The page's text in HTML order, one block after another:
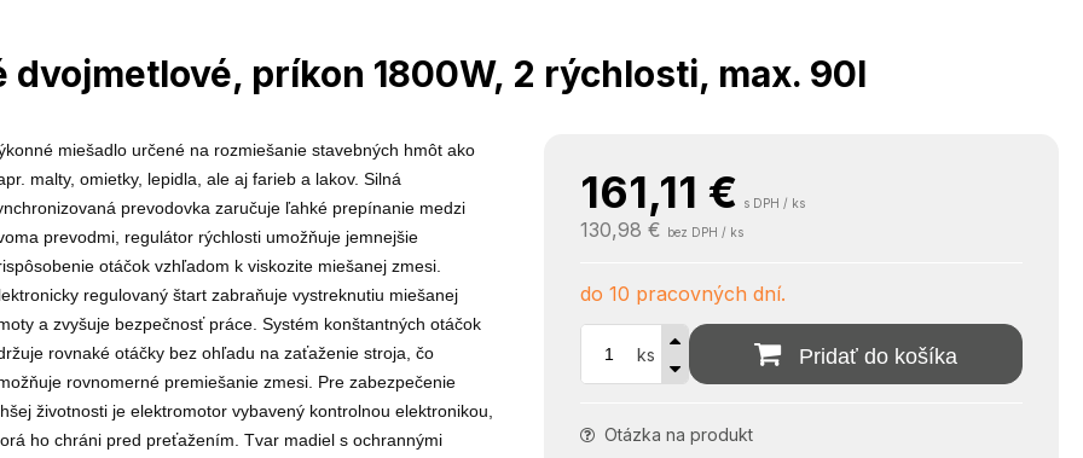
dvojmetlové, príkon 1800W, 2 rýchlosti, max. 90l
161,11 € s DPH / ks
130,98 € bez DPH / ks
do 10 pracovných dní.
ks Pridať do košíka
Otázka na produkt
miešadlo určené na rozmiešanie stavebných hmôt ako
malty, omietky, lepidla, ale aj farieb a lakov. Silná
prevodovka zaručuje ľahké prepínanie medzi
prevodmi, regulátor rýchlosti umožňuje jemnejšie
otáčok vzhľadom k viskozite miešanej zmesi.
regulovaný štart zabraňuje vystreknutiu miešanej
a zvyšuje bezpečnosť práce. Systém konštantných otáčok
rovnaké otáčky bez ohľadu na zaťaženie stroja, čo
rovnomerné premiešanie zmesi. Pre zabezpečenie
životnosti je elektromotor vybavený kontrolnou elektronikou,
ho chráni pred preťažením. Tvar madiel s ochrannými